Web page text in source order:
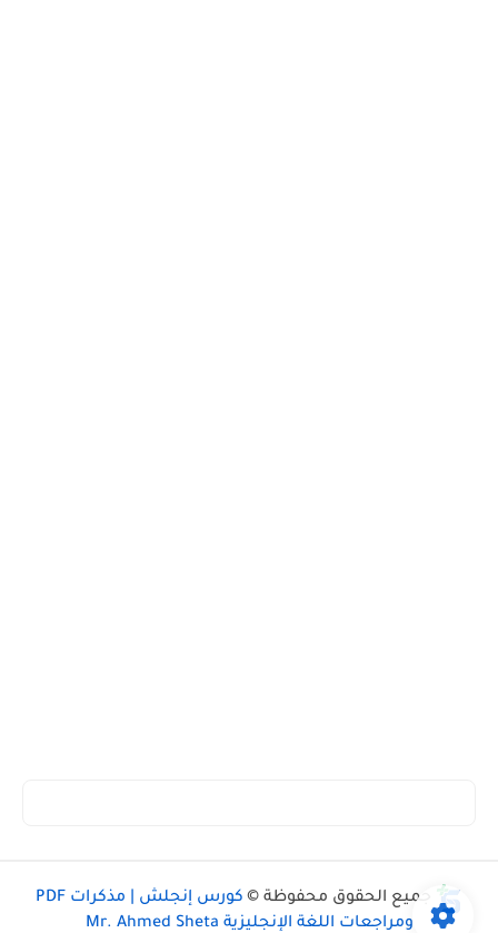
جميع الحقوق محفوظة ©
كورس إنجلش | مذكرات PDF
ومراجعات اللغة الإنجليزية Mr. Ahmed Sheta